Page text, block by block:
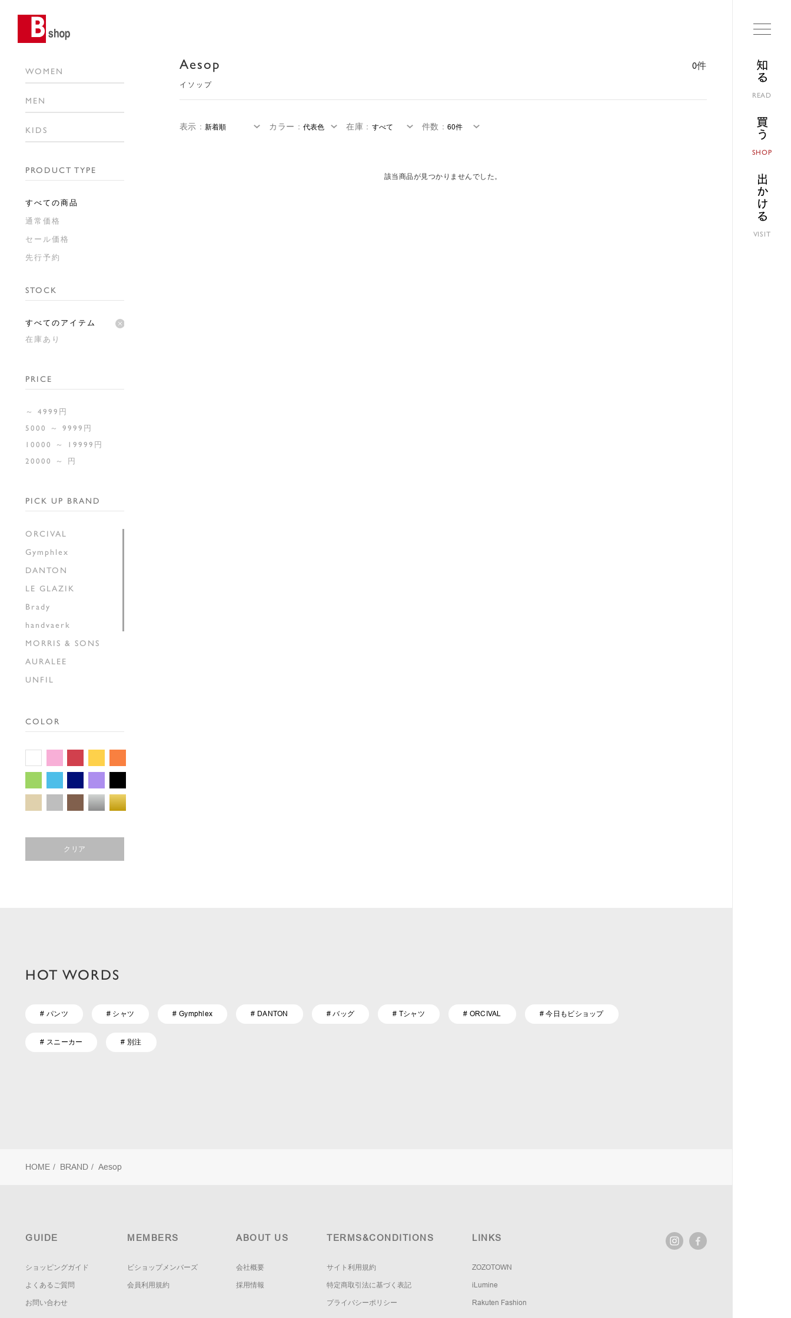
知る
READ
買う
SHOP
出かける
VISIT
Aesop
イソップ
0件
WOMEN
MEN
KIDS
PRODUCT TYPE
すべての商品
通常価格
セール価格
先行予約
STOCK
すべてのアイテム
在庫あり
PRICE
～ 4999円
5000 ～ 9999円
10000 ～ 19999円
20000 ～ 円
PICK UP BRAND
ORCIVAL
Gymphlex
DANTON
LE GLAZIK
Brady
handvaerk
MORRIS & SONS
AURALEE
UNFIL
SEDAN ALL-PURPOSE
THE SHINZONE
GALLEGO
COLOR
クリア
表示 ： カラー ： 在庫 ： 件数 ：
該当商品が見つかりませんでした。
HOT WORDS
# パンツ # シャツ # Gymphlex # DANTON # バッグ # Tシャツ # ORCIVAL # 今日もビショップ
# スニーカー # 別注
HOME / BRAND / Aesop
GUIDE
ショッピングガイド
よくあるご質問
お問い合わせ
MEMBERS
ビショップメンバーズ
会員利用規約
ABOUT US
会社概要
採用情報
TERMS&CONDITIONS
サイト利用規約
特定商取引法に基づく表記
プライバシーポリシー
LINKS
ZOZOTOWN
iLumine
Rakuten Fashion